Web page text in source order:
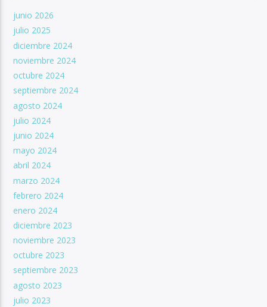
junio 2026
julio 2025
diciembre 2024
noviembre 2024
octubre 2024
septiembre 2024
agosto 2024
julio 2024
junio 2024
mayo 2024
abril 2024
marzo 2024
febrero 2024
enero 2024
diciembre 2023
noviembre 2023
octubre 2023
septiembre 2023
agosto 2023
julio 2023